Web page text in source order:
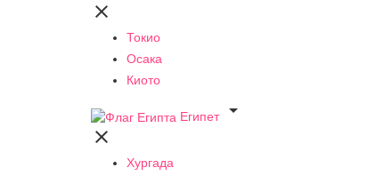

Токио
Осака
Киото
Египет


Хургада